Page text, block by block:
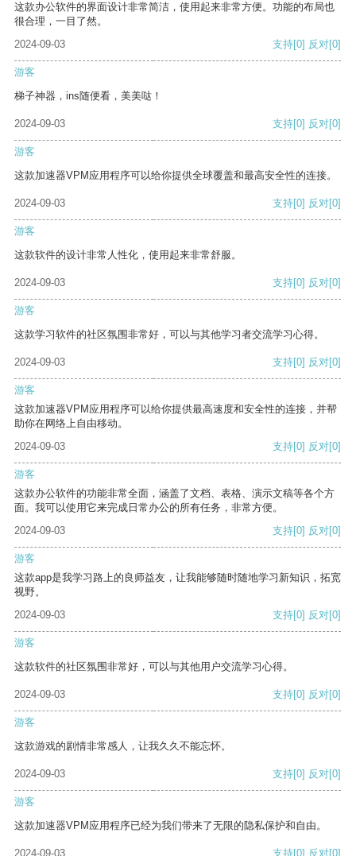
这款办公软件的界面设计非常简洁，使用起来非常方便。功能的布局也
很合理，一目了然。
2024-09-03
支持[0] 反对[0]
游客
梯子神器，ins随便看，美美哒！
2024-09-03 支持[0] 反对[0]
游客
这款加速器VPM应用程序可以给你提供全球覆盖和最高安全性的连接。
2024-09-03 支持[0] 反对[0]
游客
这款软件的设计非常人性化，使用起来非常舒服。
2024-09-03 支持[0] 反对[0]
游客
这款学习软件的社区氛围非常好，可以与其他学习者交流学习心得。
2024-09-03 支持[0] 反对[0]
游客
这款加速器VPM应用程序可以给你提供最高速度和安全性的连接，并帮
助你在网络上自由移动。
2024-09-03
支持[0] 反对[0]
游客
这款办公软件的功能非常全面，涵盖了文档、表格、演示文稿等各个方
面。我可以使用它来完成日常办公的所有任务，非常方便。
2024-09-03
支持[0] 反对[0]
游客
这款app是我学习路上的良师益友，让我能够随时随地学习新知识，拓宽
视野。
2024-09-03
支持[0] 反对[0]
游客
这款软件的社区氛围非常好，可以与其他用户交流学习心得。
2024-09-03 支持[0] 反对[0]
游客
这款游戏的剧情非常感人，让我久久不能忘怀。
2024-09-03 支持[0] 反对[0]
游客
这款加速器VPM应用程序已经为我们带来了无限的隐私保护和自由。
2024-09-03 支持[0] 反对[0]